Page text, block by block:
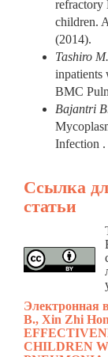
refractory
children.
(2014).
Tashiro
inpatients
BMC
Bajantri
Infection .
Ссылка
статьи
Электронная
B., Xin Zhi
CHILDREN